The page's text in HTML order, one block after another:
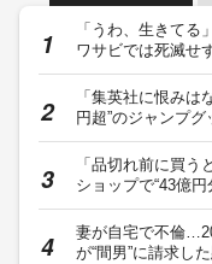
「うわ、生きて
ワサビでは死滅
「集英社に恨みは
円超”のジャンプ
「品切れ前に買う
ショップで“43億
妻が自宅で不倫
が“間男”に請求し